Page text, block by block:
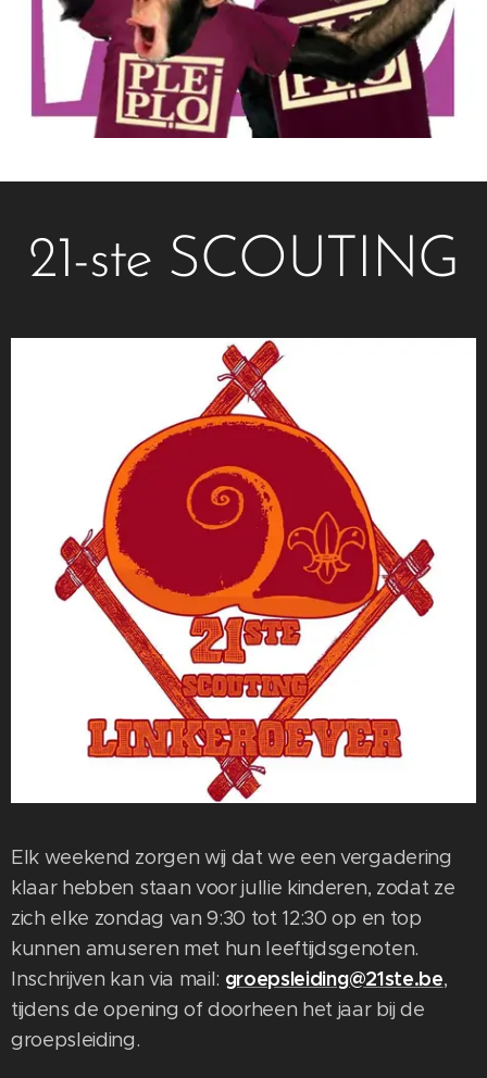
21-ste SCOUTING
Elk weekend zorgen wij dat we een vergadering
klaar hebben staan voor jullie kinderen, zodat ze
zich elke zondag van 9:30 tot 12:30 op en top
kunnen amuseren met hun leeftijdsgenoten.
Inschrijven kan via mail: groepsleiding@21ste.be,
tijdens de opening of doorheen het jaar bij de
groepsleiding.